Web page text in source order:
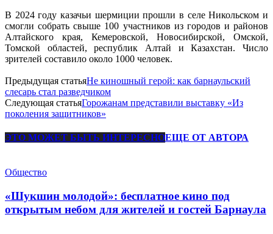
В 2024 году казачьи шермиции прошли в селе Никольском и
смогли собрать свыше 100 участников из городов и районов
Алтайского края, Кемеровской, Новосибирской, Омской,
Томской областей, республик Алтай и Казахстан. Число
зрителей составило около 1000 человек.
Предыдущая статьяНе киношный герой: как барнаульский
слесарь стал разведчиком
Следующая статьяГорожанам представили выставку «Из
поколения защитников»
ЭТО МОЖЕТ БЫТЬ ИНТЕРЕСНОЕЩЕ ОТ АВТОРА
Общество
«Шукшин молодой»: бесплатное кино под
открытым небом для жителей и гостей Барнаула